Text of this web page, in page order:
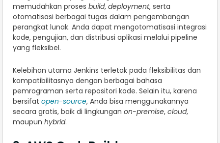
memudahkan proses build, deployment, serta
otomatisasi berbagai tugas dalam pengembangan
perangkat lunak. Anda dapat mengotomatisasi integrasi
kode, pengujian, dan distribusi aplikasi melalui pipeline
yang fleksibel.
Kelebihan utama Jenkins terletak pada fleksibilitas dan
kompatibilitasnya dengan berbagai bahasa
pemrograman serta repositori kode. Selain itu, karena
bersifat open-source, Anda bisa menggunakannya
secara gratis, baik di lingkungan on-premise, cloud,
maupun hybrid.